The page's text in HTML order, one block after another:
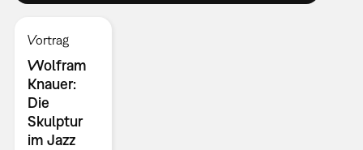
Vortrag
Wolfram
Knauer:
Die
Skulptur
im Jazz